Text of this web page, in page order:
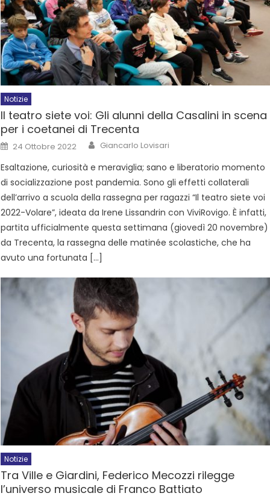
Notizie
Il teatro siete voi: Gli alunni della Casalini in scena
per i coetanei di Trecenta
24 Ottobre 2022 Giancarlo Lovisari
Esaltazione, curiosità e meraviglia; sano e liberatorio momento
di socializzazione post pandemia. Sono gli effetti collaterali
dell’arrivo a scuola della rassegna per ragazzi “Il teatro siete voi
2022-Volare”, ideata da Irene Lissandrin con ViviRovigo. È infatti,
partita ufficialmente questa settimana (giovedì 20 novembre)
da Trecenta, la rassegna delle matinée scolastiche, che ha
avuto una fortunata […]
Notizie
Tra Ville e Giardini, Federico Mecozzi rilegge
l’universo musicale di Franco Battiato